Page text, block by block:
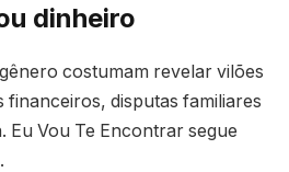
dinheiro
costumam revelar vilões
financeiros, disputas familiares
Eu Vou Te Encontrar segue